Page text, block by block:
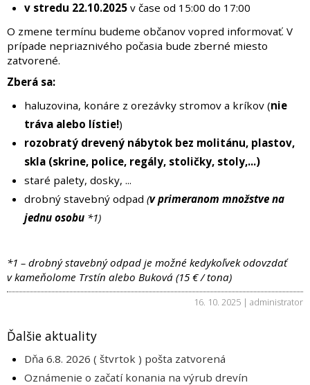
v stredu 22.10.2025 v čase od 15:00 do 17:00
O zmene termínu budeme občanov vopred informovať. V
prípade nepriaznivého počasia bude zberné miesto
zatvorené.
​Zberá sa:
haluzovina, konáre z orezávky stromov a kríkov (nie
tráva alebo lístie!)
rozobratý drevený nábytok bez molitánu, plastov,
skla (skrine, police, regály, stoličky, stoly,...)
staré palety, dosky, ...
drobný stavebný odpad (v primeranom množstve na
jednu osobu *1)
*1 – drobný stavebný odpad je možné kedykoľvek odovzdať
v kameňolome Trstín alebo Buková (15 € / tona)
16. 10. 2025 | administrator
Ďalšie aktuality
Dňa 6.8. 2026 ( štvrtok ) pošta zatvorená
Oznámenie o začatí konania na výrub drevín